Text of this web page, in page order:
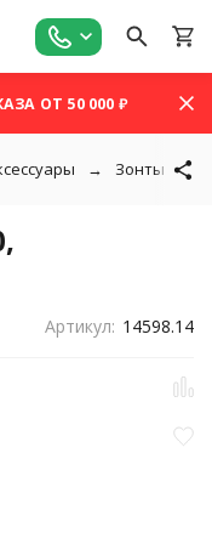
ОТ 50 000 ₽
Зонты
Артикул: 14598.14